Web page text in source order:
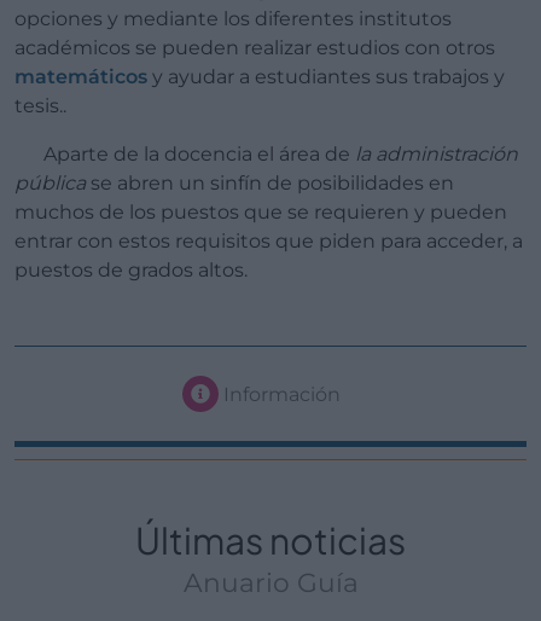
opciones y mediante los diferentes institutos
académicos se pueden realizar estudios con otros
matemáticos y ayudar a estudiantes sus trabajos y
tesis..
Aparte de la docencia el área de la administración
pública se abren un sinfín de posibilidades en
muchos de los puestos que se requieren y pueden
entrar con estos requisitos que piden para acceder, a
puestos de grados altos.
Información
Últimas noticias
Anuario Guía